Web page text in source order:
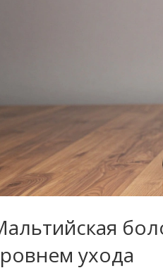
ухода